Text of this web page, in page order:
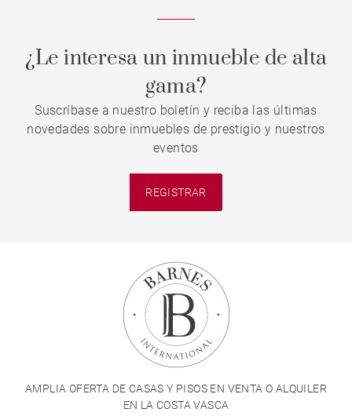
¿Le interesa un inmueble de alta
gama?
Suscríbase a nuestro boletín y reciba las últimas
novedades sobre inmuebles de prestigio y nuestros
eventos
REGISTRAR
AMPLIA OFERTA DE CASAS Y PISOS EN VENTA O ALQUILER
EN LA COSTA VASCA